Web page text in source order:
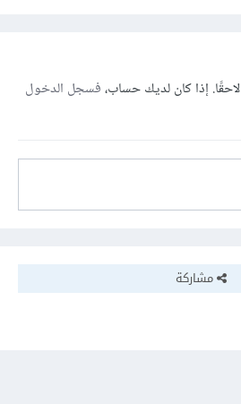
إذا كان لديك حساب،فسجل الدخول
مشاركة